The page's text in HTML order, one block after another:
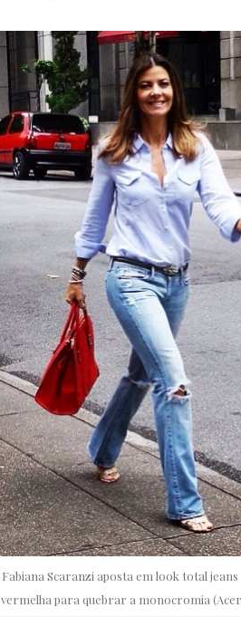
Fabiana Scaranzi aposta em look total jeans
vermelha para quebrar a monocromia